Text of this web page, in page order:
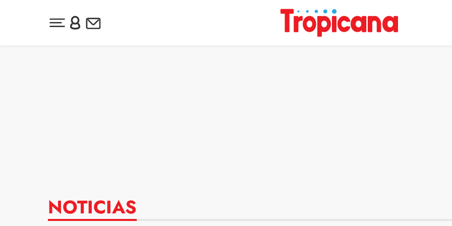
Desplegar menú principal
Inicia sesión o regístrate
Newsletter
NOTICIAS